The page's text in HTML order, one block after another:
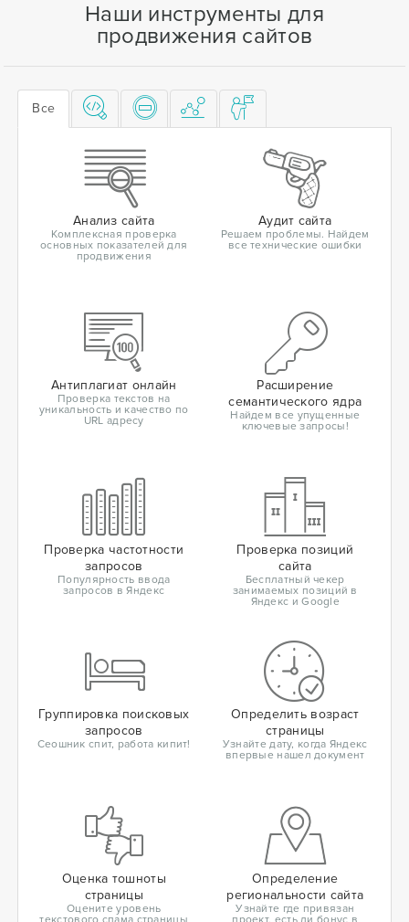
Наши инструменты для
продвижения сайтов
Все
Анализ сайта
Комплексная проверка
основных показателей для
продвижения
Аудит сайта
Решаем проблемы. Найдем
все технические ошибки
Антиплагиат онлайн
Проверка текстов на
уникальность и качество по
URL адресу
Расширение
семантического ядра
Найдем все упущенные
ключевые запросы!
Проверка частотности
запросов
Популярность ввода
запросов в Яндекс
Проверка позиций
сайта
Бесплатный чекер
занимаемых позиций в
Яндекс и Google
Группировка поисковых
запросов
Сеошник спит, работа кипит!
Определить возраст
страницы
Узнайте дату, когда Яндекс
впервые нашел документ
Оценка тошноты
страницы
Оцените уровень
Определение
региональности сайта
Узнайте где привязан